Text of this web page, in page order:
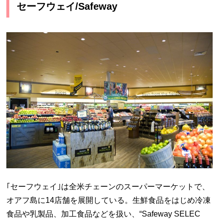
セーフウェイ/Safeway
｢セーフウェイ｣は全米チェーンのスーパーマーケットで、
オアフ島に14店舗を展開している。生鮮食品をはじめ冷凍
食品や乳製品、加工食品などを扱い、“Safeway SELEC